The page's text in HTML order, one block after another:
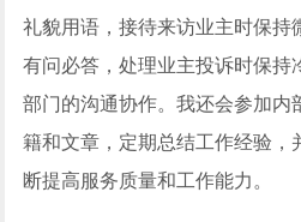
礼貌用语，接待来访业主时保持
有问必答，处理业主投诉时保持
部门的沟通协作。我还会参加内
籍和文章，定期总结工作经验，
断提高服务质量和工作能力。